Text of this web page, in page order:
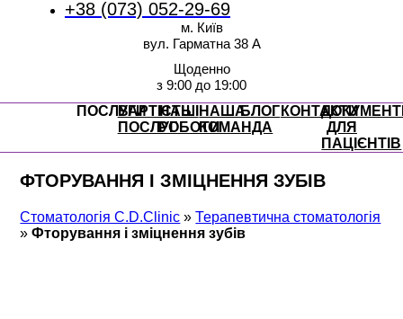
+38 (073) 052-29-69
м. Київ
вул. Гарматна 38 А
Щоденно
з 9:00 до 19:00
ПОСЛУГИВАРТІСТЬ
ПОСЛУГ
НАШІ
РОБОТИ
НАША
КОМАНДА
БЛОГ КОНТАКТИ
ДЛЯ
ПАЦІЄНТІВ
ФТОРУВАННЯ І ЗМІЦНЕННЯ ЗУБІВ
Стоматологія С.D.Clinic »Терапевтична стоматологія
»Фторування і зміцнення зубів